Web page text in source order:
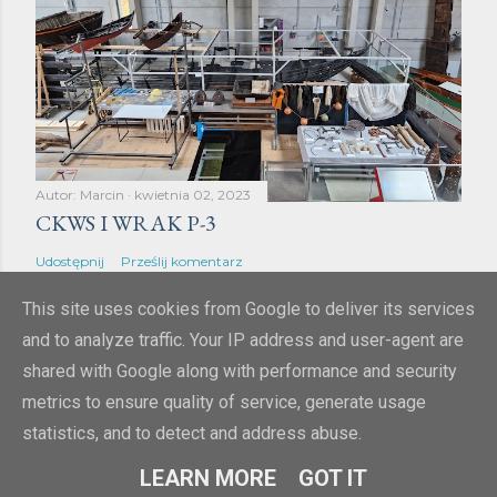
Autor: Marcin kwietnia 02, 2023
CKWS I WRAK P-3
Udostępnij Prześlij komentarz
Obsługiwane przez usługę Blogger
lucivo 2009-2023
This site uses cookies from Google to deliver its services
and to analyze traffic. Your IP address and user-agent are
shared with Google along with performance and security
metrics to ensure quality of service, generate usage
statistics, and to detect and address abuse.
LEARN MORE GOT IT